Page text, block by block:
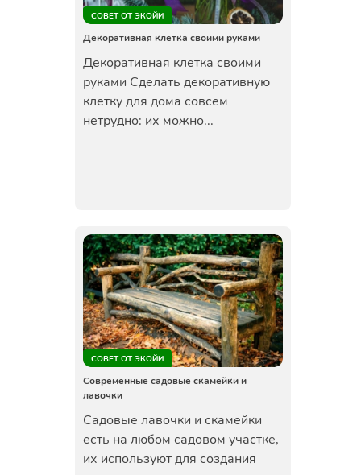
СОВЕТ ОТ ЭКОЙИ
Декоративная клетка своими руками
Декоративная клетка своими
руками Сделать декоративную
клетку для дома совсем
нетрудно: их можно...
СОВЕТ ОТ ЭКОЙИ
Современные садовые скамейки и
лавочки
Садовые лавочки и скамейки
есть на любом садовом участке,
их используют для создания